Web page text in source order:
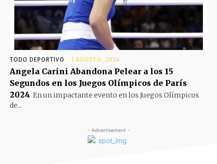
TODO DEPORTIVO 1 AGOSTO, 2024
Angela Carini Abandona Pelear a los 15
Segundos en los Juegos Olímpicos de París
2024 En un impactante evento en los Juegos Olímpicos
de...
- Advertisement -